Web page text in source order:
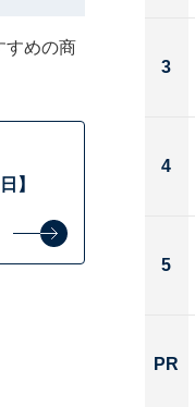
すめの商
】
3
4
5
PR